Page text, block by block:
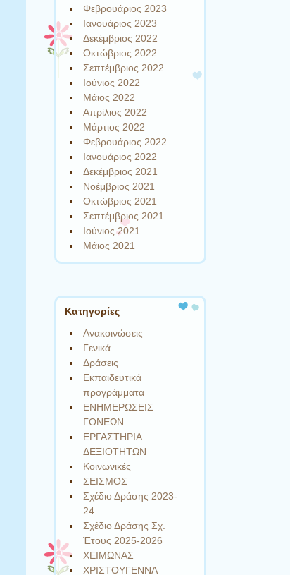
Φεβρουάριος 2023
Ιανουάριος 2023
Δεκέμβριος 2022
Οκτώβριος 2022
Σεπτέμβριος 2022
Ιούνιος 2022
Μάιος 2022
Απρίλιος 2022
Μάρτιος 2022
Φεβρουάριος 2022
Ιανουάριος 2022
Δεκέμβριος 2021
Νοέμβριος 2021
Οκτώβριος 2021
Σεπτέμβριος 2021
Ιούνιος 2021
Μάιος 2021
Kατηγορίες
Ανακοινώσεις
Γενικά
Δράσεις
Εκπαιδευτικά
προγράμματα
ΕΝΗΜΕΡΩΣΕΙΣ
ΓΟΝΕΩΝ
ΕΡΓΑΣΤΗΡΙΑ
ΔΕΞΙΟΤΗΤΩΝ
Κοινωνικές
ΣΕΙΣΜΟΣ
Σχέδιο Δράσης 2023-
24
Σχέδιο Δράσης Σχ.
Έτους 2025-2026
ΧΕΙΜΩΝΑΣ
ΧΡΙΣΤΟΥΓΕΝΝΑ